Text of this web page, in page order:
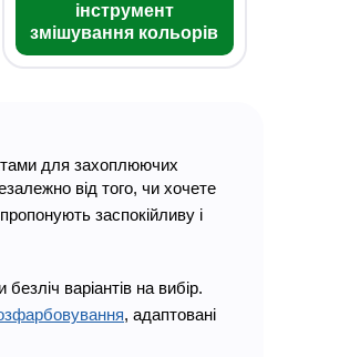
інструмент
змішування кольорів
для захоплюючих
від того, чи хочете
пропонують заспокійливу і
варіантів на вибір.
, адаптовані